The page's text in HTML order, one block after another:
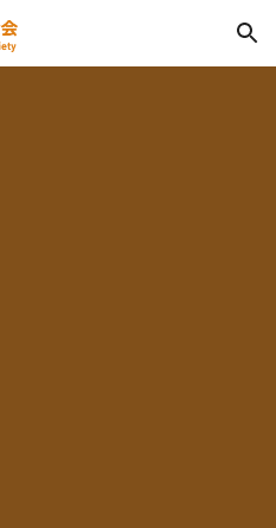
Skip to navigation